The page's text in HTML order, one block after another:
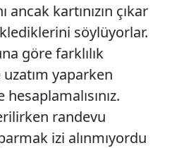
ancak kartınızın çıkar
söylüyorlar.
göre farklılık
yaparken
randevu
izi alınmıyordu